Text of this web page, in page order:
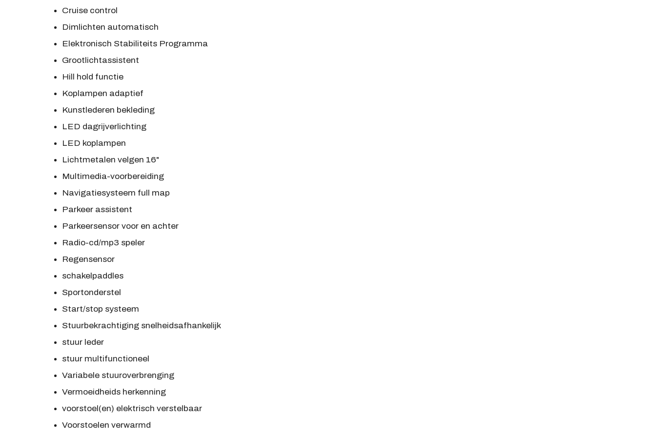
Cruise control
Dimlichten automatisch
Elektronisch Stabiliteits Programma
Grootlichtassistent
Hill hold functie
Koplampen adaptief
Kunstlederen bekleding
LED dagrijverlichting
LED koplampen
Lichtmetalen velgen 16"
Multimedia-voorbereiding
Navigatiesysteem full map
Parkeer assistent
Parkeersensor voor en achter
Radio-cd/mp3 speler
Regensensor
schakelpaddles
Sportonderstel
Start/stop systeem
Stuurbekrachtiging snelheidsafhankelijk
stuur leder
stuur multifunctioneel
Variabele stuuroverbrenging
Vermoeidheids herkenning
voorstoel(en) elektrisch verstelbaar
Voorstoelen verwarmd